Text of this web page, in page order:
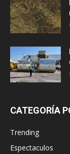
CATEGORÍA
Trending
Espectaculos